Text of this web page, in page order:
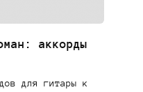
аккорды
для гитары к